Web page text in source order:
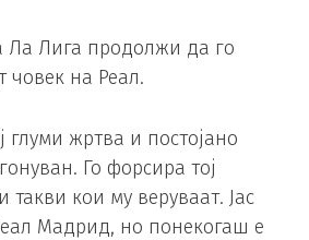
Ла Лига продолжи да го
човек на Реал.
глуми жртва и постојано
Го форсира тој
кои му веруваат. Јас
Мадрид, но понекогаш е